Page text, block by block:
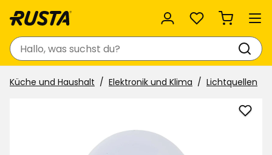
Favoriten
Suchen
Küche und Haushalt Elektronik und Klima Lichtquellen
LED-